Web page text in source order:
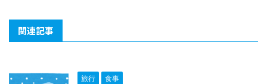
関連記事
旅行 食事